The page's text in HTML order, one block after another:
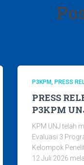
P3KPM PRESS
PRESS
P3KPM
KPM UNJ telah
Evaluasi 3
Kelompok
12 Juli 2026